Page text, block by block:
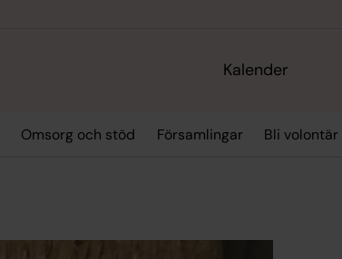
Kalender
Omsorg och stöd Församlingar Bli volontär